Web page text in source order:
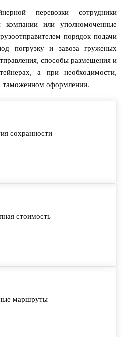
перевозки сотрудники
компании или уполномоченные
порядок подачи
погрузку и завоза груженых
способы размещения и
а при необходимости,
таможенном оформлении.
сохранности
стоимость
маршруты